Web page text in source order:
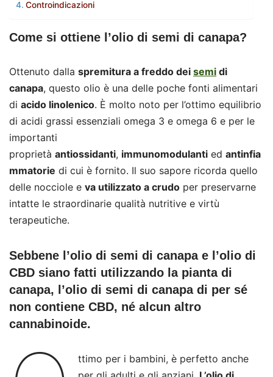
Controindicazioni
Come si ottiene l’olio di semi di canapa?
Ottenuto dalla spremitura a freddo dei semi di
canapa, questo olio è una delle poche fonti alimentari
di acido linolenico. È molto noto per l’ottimo equilibrio
di acidi grassi essenziali omega 3 e omega 6 e per le
importanti
proprietà antiossidanti, immunomodulanti ed antinfia
mmatorie di cui è fornito. Il suo sapore ricorda quello
delle nocciole e va utilizzato a crudo per preservarne
intatte le straordinarie qualità nutritive e virtù
terapeutiche.
Sebbene l’olio di semi di canapa e l’olio di
CBD siano fatti utilizzando la pianta di
canapa,
l’olio di semi di canapa di per sé
non contiene CBD, né alcun altro
cannabinoide.
ttimo per i bambini, è perfetto anche